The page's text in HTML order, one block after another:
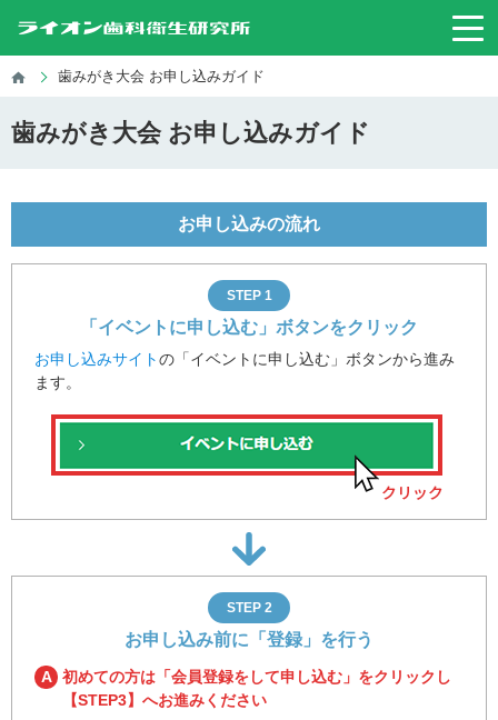
歯みがき大会 お申し込みガイド
歯みがき大会 お申し込みガイド
お申し込みの流れ
STEP 1
「イベントに申し込む」ボタンをクリック
お申し込みサイトの「イベントに申し込む」ボタンから進み
ます。
STEP 2
お申し込み前に「登録」を行う
A 初めての方は「会員登録をして申し込む」をクリックし
【STEP3】へお進みください